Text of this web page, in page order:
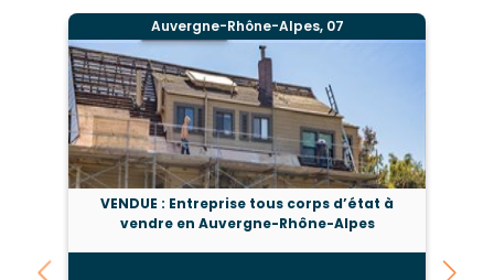
Auvergne-Rhône-Alpes, 07
VENDUE : Entreprise tous corps d’état à
vendre en Auvergne-Rhône-Alpes